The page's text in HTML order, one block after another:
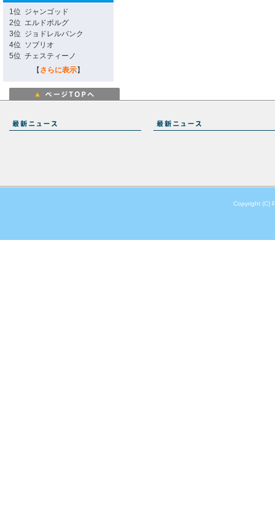
1位 ジャンゴッド
2位 エルドボルグ
3位 ジョドレルバンク
4位 ソブリオ
5位 チェスティーノ
【 さらに表示】
Copyright (C)